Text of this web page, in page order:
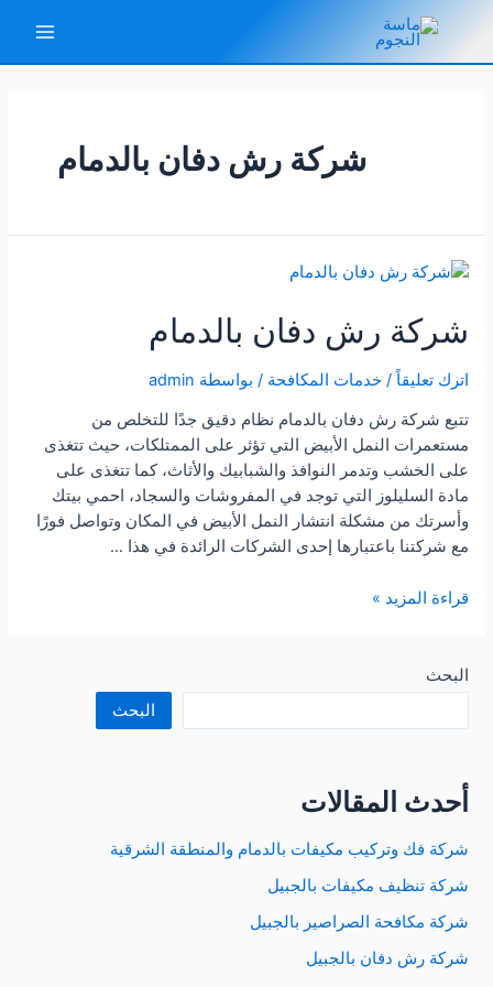
المحتوى
شركة رش دفان بالدمام
شركة رش دفان بالدمام
اترك تعليقاً /خدمات المكافحة / بواسطة admin
تتبع شركة رش دفان بالدمام نظام دقيق جدًا للتخلص من
مستعمرات النمل الأبيض التي تؤثر على الممتلكات، حيث تتغذى
على الخشب وتدمر النوافذ والشبابيك والأثاث، كما تتغذى على
مادة السليلوز التي توجد في المفروشات والسجاد، احمي بيتك
وأسرتك من مشكلة انتشار النمل الأبيض في المكان وتواصل فورًا
مع شركتنا باعتبارها إحدى الشركات الرائدة في هذا …
شركة
بالدمام
قراءة المزيد »
البحث
البحث
أحدث المقالات
شركة فك وتركيب مكيفات بالدمام والمنطقة الشرقية
شركة تنظيف مكيفات بالجبيل
شركة مكافحة الصراصير بالجبيل
شركة رش دفان بالجبيل